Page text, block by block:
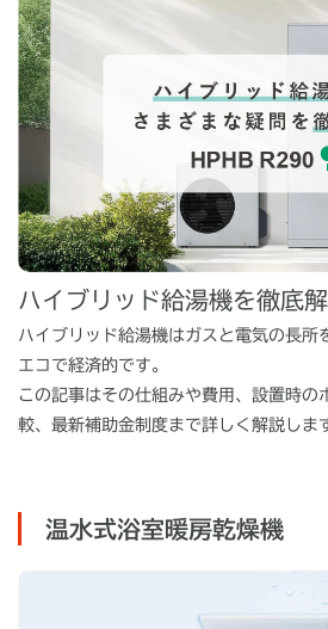
ハイブリッド給湯機を徹底
ハイブリッド給湯機はガスと電気の長所
エコで経済的です。
この記事はその仕組みや費用、設置時の
較、最新補助金制度まで詳しく解説しま
温水式浴室暖房乾燥機